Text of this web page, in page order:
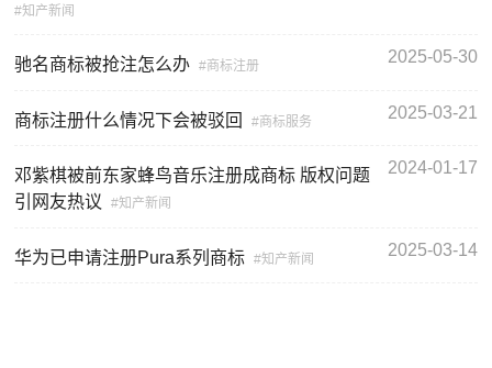
知产新闻
驰名商标被抢注怎么办 商标注册 2025-05-30
商标注册什么情况下会被驳回 商标服务 2025-03-21
邓紫棋被前东家蜂鸟音乐注册成商标 版权问题
引网友热议
知产新闻
2024-01-17
华为已申请注册Pura系列商标 知产新闻 2025-03-14